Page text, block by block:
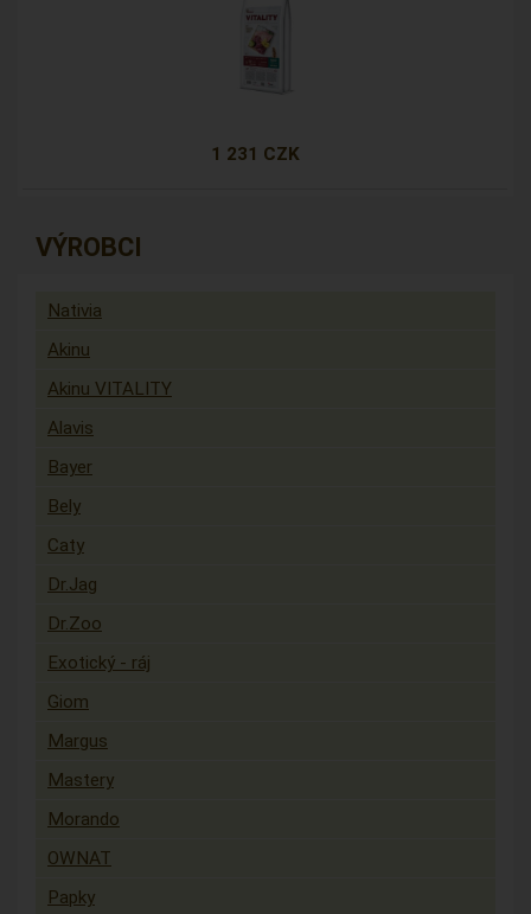
1 231 CZK
VÝROBCI
Nativia
Akinu
Akinu VITALITY
Alavis
Bayer
Bely
Caty
Dr.Jag
Dr.Zoo
Exotický - ráj
Giom
Margus
Mastery
Morando
OWNAT
Papky